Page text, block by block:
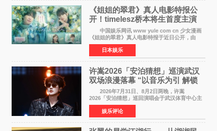
《姐姐的翠君》真人电影特报公
开！timelesz桥本将生首度主演
12月4日上映
中国娱乐网讯 www yule com cn 少女漫画
《姐姐的翠君》真人电影特报于近日公开，由
timelesz成员桥本将生担任主演，这也是他首次
担任电影主演，引发高度关注。 女高中生咲
苗翠（中岛瑠菜
日本娱乐
许嵩2026「安泊猜想」巡演武汉
双场浪漫落幕 “以音乐为引 解锁
江城记忆”
2026年7月31日、8月2日两晚，许嵩
2026「安泊猜想」巡回演唱会于武汉体育中心主
体育场盛大开唱。许嵩与数万歌迷在此相聚，从
浪漫惬意的舞台设计到充满诚意与惊喜的现场互
动，共同开启了一场关于
娱乐评论